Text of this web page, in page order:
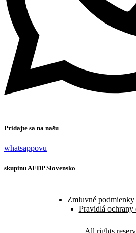
Pridajte sa na našu
whatsappovu
skupinu AEDP Slovensko
Zmluvné
Pravidlá ochrany